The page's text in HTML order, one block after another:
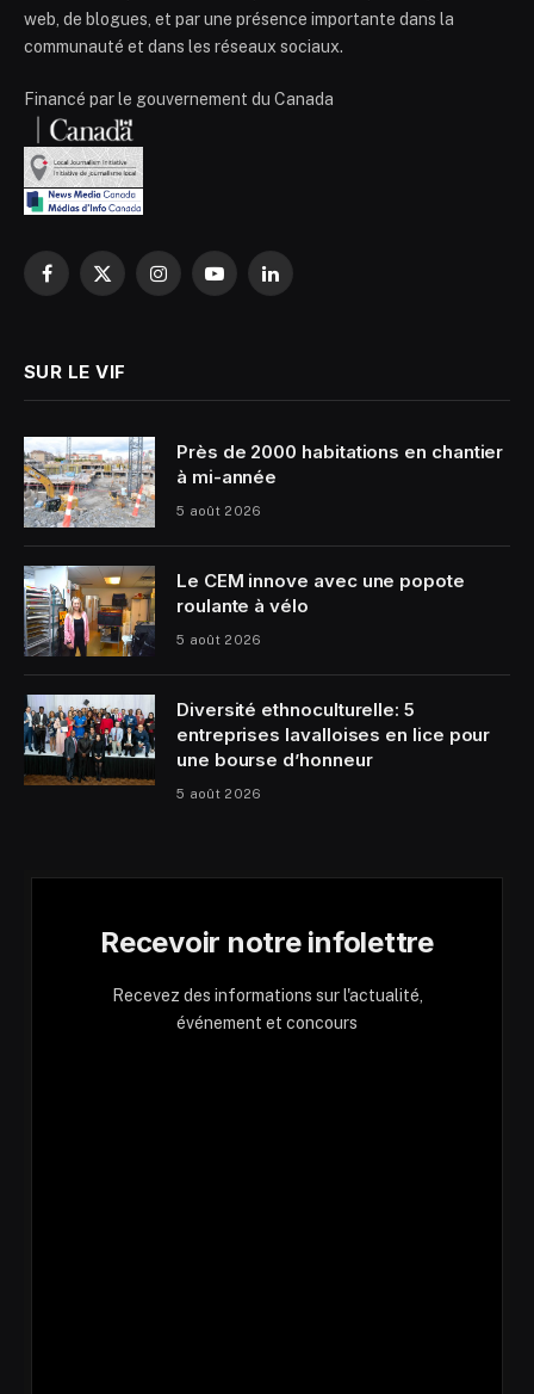
web, de blogues, et par une présence importante dans la
communauté et dans les réseaux sociaux.
Financé par le gouvernement du Canada
Facebook
X
InstagramYouTubeLinkedIn
SUR LE VIF
Près de 2000 habitations en chantier
à mi-année
5 août 2026
Le CEM innove avec une popote
roulante à vélo
5 août 2026
Diversité ethnoculturelle: 5
entreprises lavalloises en lice pour
une bourse d’honneur
5 août 2026
Recevoir notre infolettre
Recevez des informations sur l'actualité,
événement et concours